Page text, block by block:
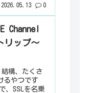
2026.05.13 0
Channel
リップ～
構、たくさ
るやつです
、SSLを名乗